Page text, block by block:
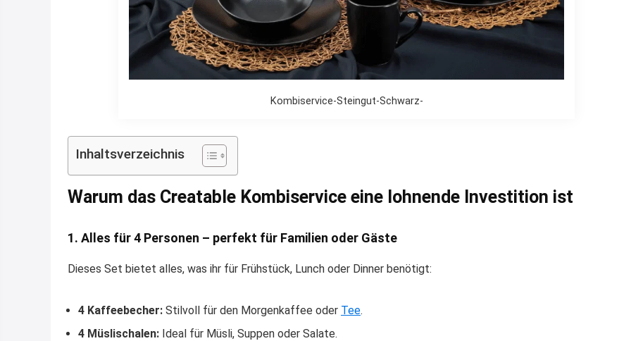
Kombiservice-Steingut-Schwarz-
Inhaltsverzeichnis
Warum das Creatable Kombiservice eine lohnende Investition ist
1. Alles für 4 Personen – perfekt für Familien oder Gäste
Dieses Set bietet alles, was ihr für Frühstück, Lunch oder Dinner benötigt:
4 Kaffeebecher: Stilvoll für den Morgenkaffee oder Tee.
4 Müslischalen: Ideal für Müsli, Suppen oder Salate.